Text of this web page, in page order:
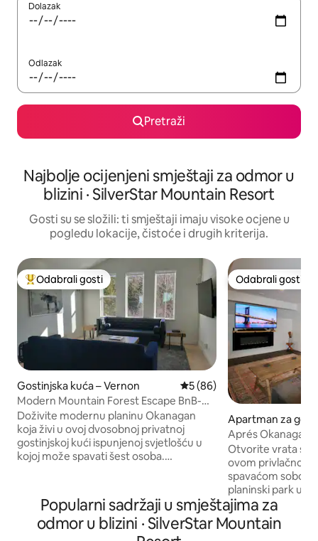
Dolazak
Odlazak
Pretraži
Najbolje ocijenjeni smještaji za odmor u
blizini · SilverStar Mountain Resort
Gosti su se složili: ti smještaji imaju visoke ocjene u
pogledu lokacije, čistoće i drugih kriterija.
Među najviše rangiranima s oznakom „Odabrali gosti”
Odabrali gosti
Gostinjska kuća – Vernon Prosječna ocjena: 5/5,
5 (86)
Modern Mountain Forest Escape BnB-
Vernon BC
Doživite modernu planinu Okanagan
koja živi u ovoj dvosobnoj privatnoj
gostinjskoj kući ispunjenoj svjetlošću u
kojoj može spavati šest osoba.
mnoštvo mjesta za parkiranje. Smješten
u zapanjujućoj, cedrovoj šumi, u
neposrednoj blizini padina Silver Star
Mountain Resorta (10 minuta) i 11 minuta
Odabrali gosti
Odabrali gosti
Apartman za
n
Aprés Okanagan
Otvorite vrata
ovom privlačnom
spavaćom sobom
planinski park u
Kolumbiji. Smješten je samo nekoliko
minuta od svega
raja nudi...
Popularni sadržaji u smještajima za
odmor u blizini · SilverStar Mountain